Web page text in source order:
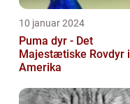
10 januar 2024
Puma dyr - Det
Majestætiske Rovdyr i
Amerika